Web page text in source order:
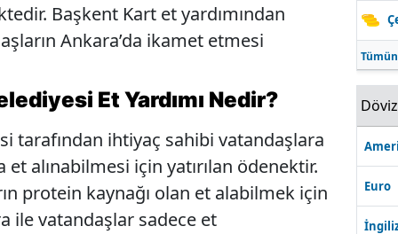
Başkent Kart et yardımından
Ankara’da ikamet etmesi
Et Yardımı Nedir?
tarafından ihtiyaç sahibi vatandaşlara
alınabilmesi için yatırılan ödenektir.
protein kaynağı olan et alabilmek için
ile vatandaşlar sadece et
Döviz
Euro